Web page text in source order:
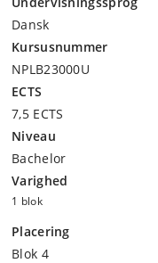
Dansk
Kursusnummer
NPLB23000U
ECTS
7,5 ECTS
Niveau
Bachelor
Varighed
1 blok
Placering
Blok 4